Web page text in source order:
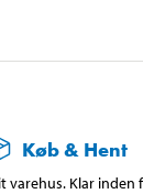
Køb & Hent
varehus. Klar inden